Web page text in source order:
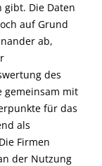
Die Daten
auf Grund
ab,
des
gemeinsam mit
für das
als
Firmen
der Nutzung